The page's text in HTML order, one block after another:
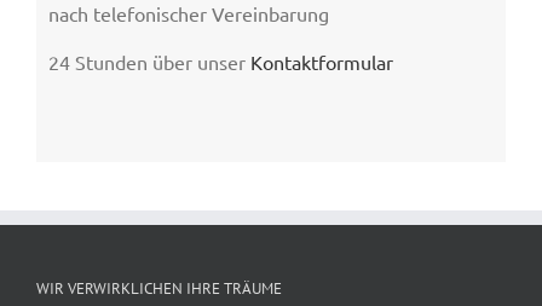
nach telefonischer Vereinbarung
24 Stunden über unser Kontaktformular
WIR VERWIRKLICHEN IHRE TRÄUME